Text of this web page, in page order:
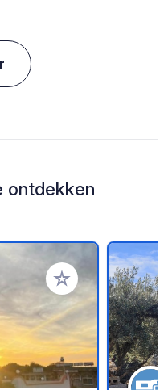
ontdekken
Voeg toe aan je